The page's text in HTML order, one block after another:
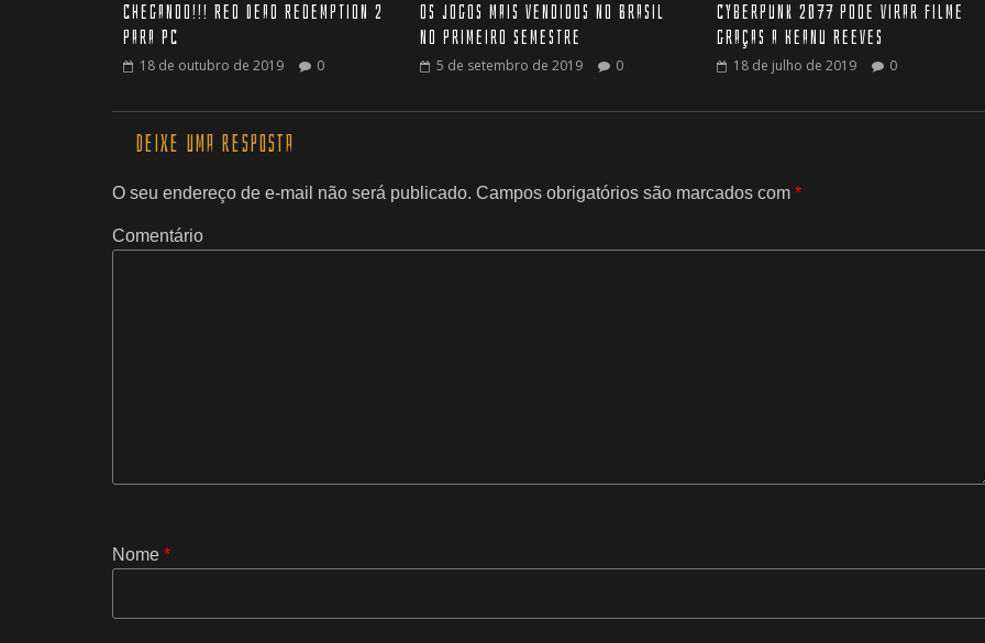
Chegando!!! Red Dead Redemption 2
para PC
18 de outubro de 2019 0
Os jogos mais vendidos no Brasil
no primeiro semestre
5 de setembro de 2019 0
Cyberpunk 2077 pode virar filme
graças a Keanu Reeves
18 de julho de 2019 0
Deixe uma resposta
O seu endereço de e-mail não será publicado. Campos obrigatórios são marcados com *
Comentário
Nome *